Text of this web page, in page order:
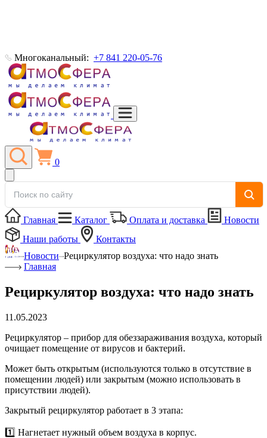
Многоканальный: +7 841 220-05-76
0
Главная Каталог Оплата и доставка
Новости
Наши работы
Контакты
Новости Рециркулятор воздуха: что надо знать
Главная
Рециркулятор воздуха: что надо знать
11.05.2023
Рециркулятор – прибор для обеззараживания воздуха, который
очищает помещение от вирусов и бактерий.
Может быть открытым (используются только в отсутствие в
помещении людей) или закрытым (можно использовать в
присутствии людей).
Закрытый рециркулятор работает в 3 этапа:
1️⃣ Нагнетает нужный объем воздуха в корпус.